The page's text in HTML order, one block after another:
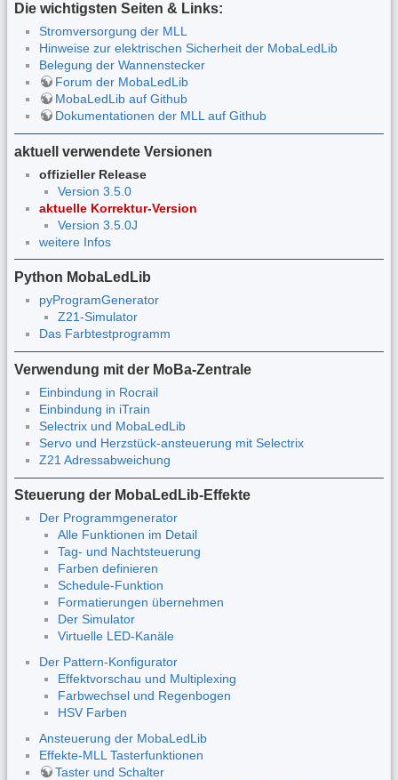
Die wichtigsten Seiten & Links:
Stromversorgung der MLL
Hinweise zur elektrischen Sicherheit der MobaLedLib
Belegung der Wannenstecker
Forum der MobaLedLib
MobaLedLib auf Github
Dokumentationen der MLL auf Github
aktuell verwendete Versionen
offizieller Release
Version 3.5.0
aktuelle Korrektur-Version
Version 3.5.0J
weitere Infos
Python MobaLedLib
pyProgramGenerator
Z21-Simulator
Das Farbtestprogramm
Verwendung mit der MoBa-Zentrale
Einbindung in Rocrail
Einbindung in iTrain
Selectrix und MobaLedLib
Servo und Herzstück-ansteuerung mit Selectrix
Z21 Adressabweichung
Steuerung der MobaLedLib-Effekte
Der Programmgenerator
Alle Funktionen im Detail
Tag- und Nachtsteuerung
Farben definieren
Schedule-Funktion
Formatierungen übernehmen
Der Simulator
Virtuelle LED-Kanäle
Der Pattern-Konfigurator
Effektvorschau und Multiplexing
Farbwechsel und Regenbogen
HSV Farben
Ansteuerung der MobaLedLib
Effekte-MLL Tasterfunktionen
Taster und Schalter